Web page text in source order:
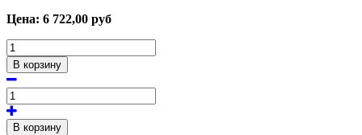
Цена: 6 722,00 руб
В корзину
В корзину